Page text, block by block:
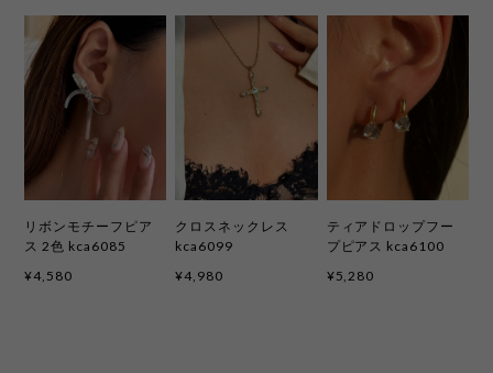
リボンモチーフピア
ス 2色 kca6085
¥4,580
クロスネックレス
kca6099
¥4,980
ティアドロップフー
プピアス kca6100
¥5,280